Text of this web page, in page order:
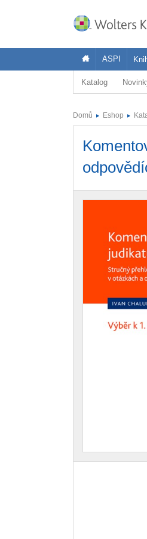
ASPI
Katalog
Domů Eshop